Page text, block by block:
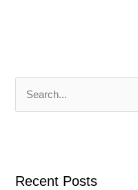
c
Recent Posts